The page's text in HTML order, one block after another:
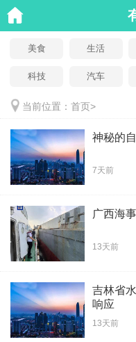
美食 生活
科技 汽车
当前位置： 首页>
神秘的
7天前
广西海
13天前
吉林省
响应
13天前